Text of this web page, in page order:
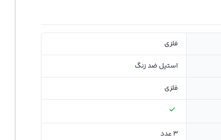
فلزی
استیل ضد زنگ
فلزی
3 عدد